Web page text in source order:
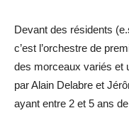
Devant des résidents
c’est l’orchestre de
des morceaux variés et
par Alain Delabre et
ayant entre 2 et 5 ans